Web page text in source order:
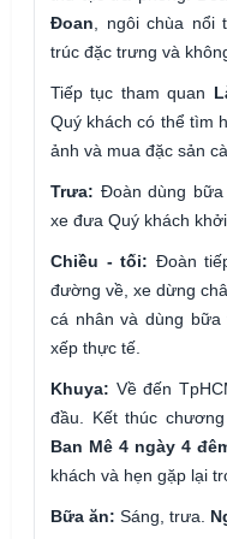
Đoan, ngôi chùa nổi
trúc đặc trưng và
Tiếp tục tham quan
Quý khách có thể tìm
ảnh và mua đặc sản
Trưa: Đoàn dùng
xe đưa Quý khách
Chiều - tối: Đoàn
đường về, xe dừng
cá nhân và dùng
xếp thực tế.
Khuya: Về đến
đầu. Kết thúc
Ban Mê 4 ngày 4
khách và hẹn gặp lại
Bữa ăn: Sáng, trưa.